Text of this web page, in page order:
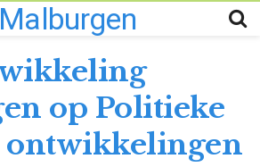
op Politieke
ontwikkelingen